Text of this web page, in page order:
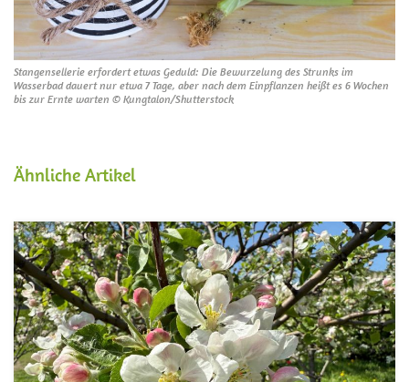
Stangensellerie erfordert etwas Geduld: Die Bewurzelung des Strunks im
Wasserbad dauert nur etwa 7 Tage, aber nach dem Einpflanzen heißt es 6 Wochen
bis zur Ernte warten © Kungtalon/Shutterstock
Ähnliche Artikel